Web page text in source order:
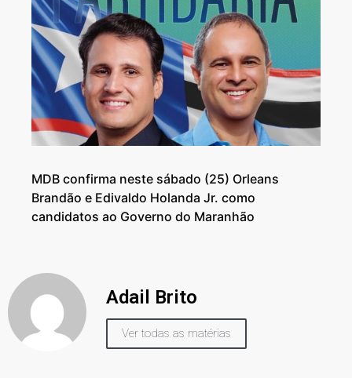
MDB confirma neste sábado (25) Orleans
Brandão e Edivaldo Holanda Jr. como
candidatos ao Governo do Maranhão
Adail Brito
Ver todas as matérias